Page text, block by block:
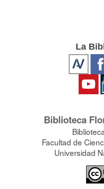
La
Biblioteca
Facultad de
Universidad